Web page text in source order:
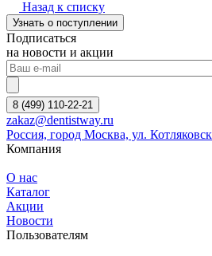
Назад к списку
Узнать о поступлении
Подписаться
на новости и акции
8 (499) 110-22-21
zakaz@dentistway.ru
Россия, город Москва, ул.
Компания
О нас
Каталог
Акции
Новости
Пользователям